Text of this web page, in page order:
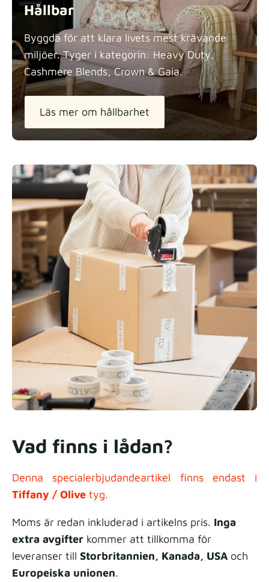
Hållbar
Byggda för att klara livets mest krävande
miljöer. Tyger i kategorin: Heavy Duty,
Cashmere Blends, Crown & Gaia.
Läs mer om hållbarhet
Vad finns i lådan?
Denna specialerbjudandeartikel finns endast i
Tiffany / Olive tyg.
Moms är redan inkluderad i artikelns pris. Inga
extra avgifter kommer att tillkomma för
leveranser till Storbritannien, Kanada, USA och
Europeiska unionen.